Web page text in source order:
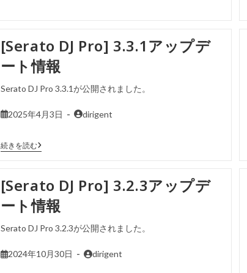
[Serato DJ Pro] 3.3.1アップデ
ート情報
Serato DJ Pro 3.3.1が公開されました。
2025年4月3日 dirigent
続きを読む
[Serato DJ Pro] 3.2.3アップデ
ート情報
Serato DJ Pro 3.2.3が公開されました。
2024年10月30日 dirigent